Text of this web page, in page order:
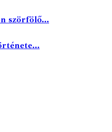
szörfölő...